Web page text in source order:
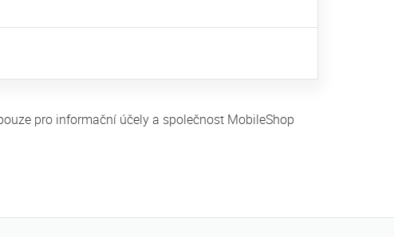
pro informační účely a společnost MobileShop